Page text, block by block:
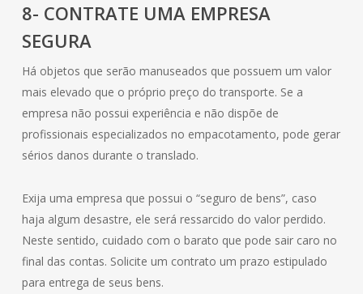
8- CONTRATE UMA EMPRESA
SEGURA
Há objetos que serão manuseados que possuem um valor
mais elevado que o próprio preço do transporte. Se a
empresa não possui experiência e não dispõe de
profissionais especializados no empacotamento, pode gerar
sérios danos durante o translado.
Exija uma empresa que possui o “seguro de bens”, caso
haja algum desastre, ele será ressarcido do valor perdido.
Neste sentido, cuidado com o barato que pode sair caro no
final das contas. Solicite um contrato um prazo estipulado
para entrega de seus bens.